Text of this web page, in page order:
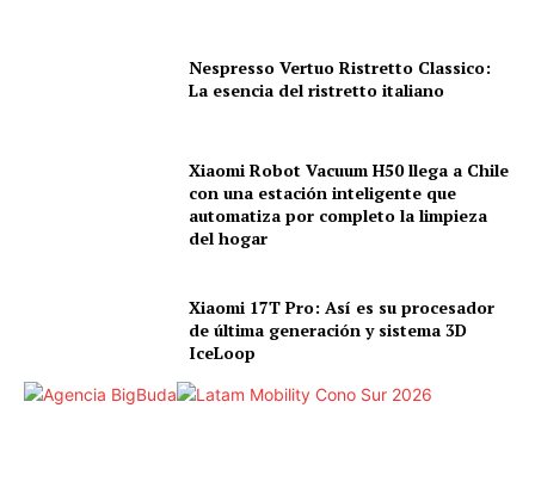
Nespresso Vertuo Ristretto Classico:
La esencia del ristretto italiano
Xiaomi Robot Vacuum H50 llega a Chile
con una estación inteligente que
automatiza por completo la limpieza
del hogar
Xiaomi 17T Pro: Así es su procesador
de última generación y sistema 3D
IceLoop